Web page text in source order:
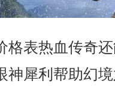
格表热血传奇
神犀利帮助幻